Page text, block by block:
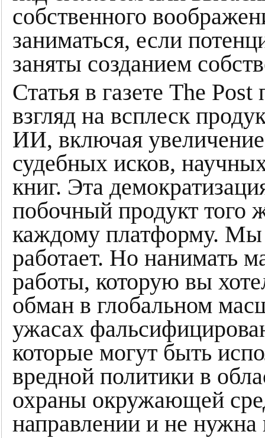
собственного
заниматься, если
заняты созданием
Статья в газете The
взгляд на всплеск
ИИ, включая
судебных исков,
книг. Эта
побочный продукт того
каждому платформу. Мы
работает. Но нанимать
работы, которую вы
обман в глобальном
ужасах
которые могут быть
вредной политики в
охраны окружающей
направлении и не